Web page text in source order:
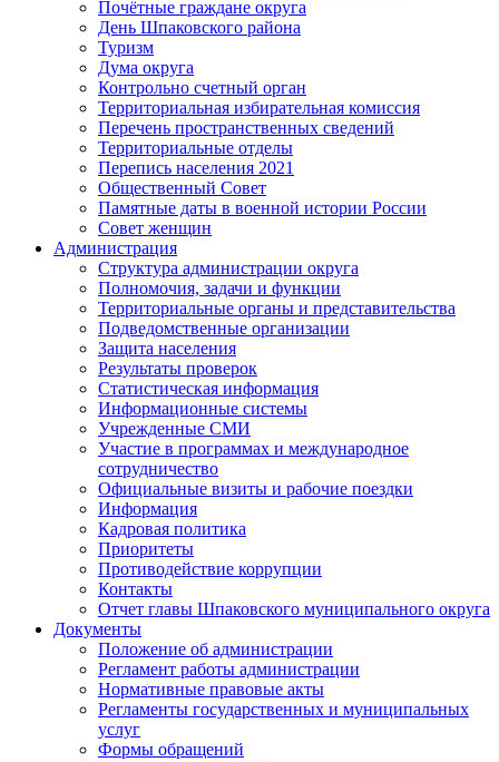
Почётные граждане округа
День Шпаковского района
Туризм
Дума округа
Контрольно счетный орган
Территориальная избирательная комиссия
Перечень пространственных сведений
Территориальные отделы
Перепись населения 2021
Общественный Совет
Памятные даты в военной истории России
Совет женщин
Администрация
Структура администрации округа
Полномочия, задачи и функции
Территориальные органы и представительства
Подведомственные организации
Защита населения
Результаты проверок
Статистическая информация
Информационные системы
Учрежденные СМИ
Участие в программах и международное
сотрудничество
Официальные визиты и рабочие поездки
Информация
Кадровая политика
Приоритеты
Противодействие коррупции
Контакты
Отчет главы Шпаковского муниципального округа
Документы
Положение об администрации
Регламент работы администрации
Нормативные правовые акты
Регламенты государственных и муниципальных
услуг
Формы обращений